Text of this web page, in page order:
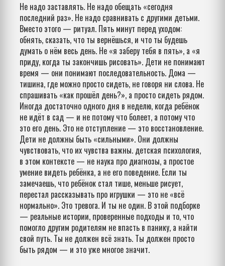
Не надо заставлять. Не надо обещать «сегодня
последний раз». Не надо сравнивать с другими детьми.
Вместо этого — ритуал. Пять минут перед уходом:
обнять, сказать, что ты вернёшься, и что ты будешь
думать о нём весь день. Не «я заберу тебя в пять», а «я
приду, когда ты закончишь рисовать». Дети не понимают
время — они понимают последовательность. Дома —
тишина, где можно просто сидеть, не говоря ни слова. Не
спрашивать «как прошёл день?», а просто сидеть рядом.
Иногда достаточно одного дня в неделю, когда ребёнок
не идёт в сад — и не потому что болеет, а потому что
это его день. Это не отступление — это восстановление.
Дети не должны быть «сильными». Они должны
чувствовать, что их чувства важны. детская психология,
в этом контексте — не наука про диагнозы, а простое
умение видеть ребёнка, а не его поведение. Если ты
замечаешь, что ребёнок стал тише, меньше рисует,
перестал рассказывать про игрушки — это не «всё
нормально». Это тревога. И ты не один. В этой подборке
— реальные истории, проверенные подходы и то, что
помогло другим родителям не впасть в панику, а найти
свой путь. Ты не должен всё знать. Ты должен просто
быть рядом — и это уже многое значит.